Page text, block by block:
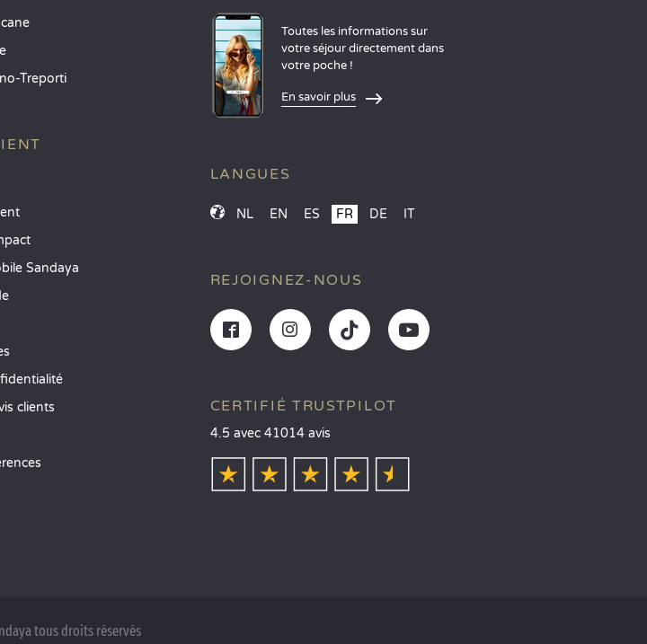
Treporti
Sandaya
clients
Toutes les informations sur
votre séjour directement dans
votre poche !
En savoir plus
LANGUES
NL EN ES FR DE IT
REJOIGNEZ-NOUS
CERTIFIÉ TRUSTPILOT
4.5 avec 41014 avis
tous droits réservés